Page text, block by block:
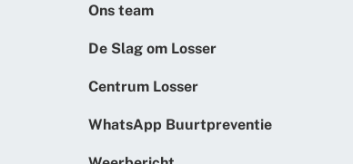
Ons team
De Slag om Losser
Centrum Losser
WhatsApp Buurtpreventie